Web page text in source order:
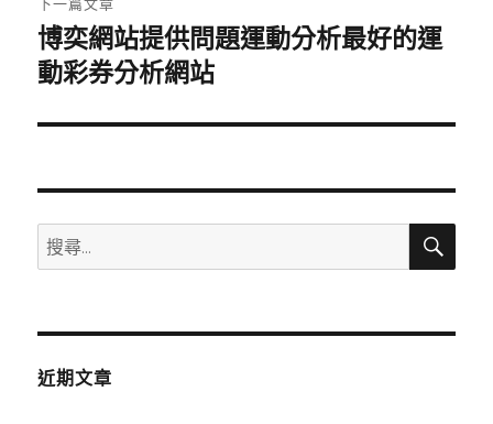
下
一
文
博奕網站提供問題運動分析最好的運
動彩券分析網站
搜
尋
鍵
搜
近期文章